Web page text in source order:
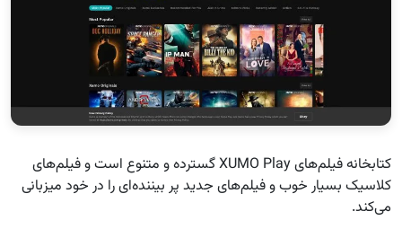
کتابخانه فیلم‌های XUMO Play گسترده و متنوع است و فیلم‌های
کلاسیک بسیار خوب و فیلم‌های جدید پر بیننده‌ای را در خود میزبانی
می‌کند.